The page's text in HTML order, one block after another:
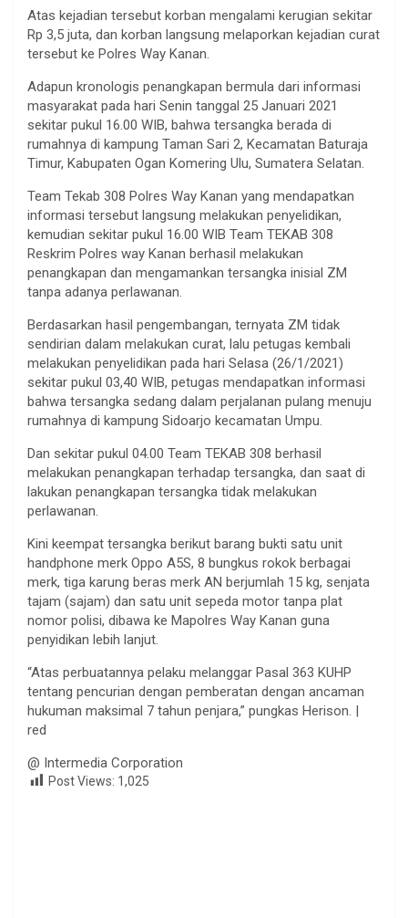
Atas kejadian tersebut korban mengalami kerugian sekitar
Rp 3,5 juta, dan korban langsung melaporkan kejadian curat
tersebut ke Polres Way Kanan.
Adapun kronologis penangkapan bermula dari informasi
masyarakat pada hari Senin tanggal 25 Januari 2021
sekitar pukul 16.00 WIB, bahwa tersangka berada di
rumahnya di kampung Taman Sari 2, Kecamatan Baturaja
Timur, Kabupaten Ogan Komering Ulu, Sumatera Selatan.
Team Tekab 308 Polres Way Kanan yang mendapatkan
informasi tersebut langsung melakukan penyelidikan,
kemudian sekitar pukul 16.00 WIB Team TEKAB 308
Reskrim Polres way Kanan berhasil melakukan
penangkapan dan mengamankan tersangka inisial ZM
tanpa adanya perlawanan.
Berdasarkan hasil pengembangan, ternyata ZM tidak
sendirian dalam melakukan curat, lalu petugas kembali
melakukan penyelidikan pada hari Selasa (26/1/2021)
sekitar pukul 03,40 WIB, petugas mendapatkan informasi
bahwa tersangka sedang dalam perjalanan pulang menuju
rumahnya di kampung Sidoarjo kecamatan Umpu.
Dan sekitar pukul 04.00 Team TEKAB 308 berhasil
melakukan penangkapan terhadap tersangka, dan saat di
lakukan penangkapan tersangka tidak melakukan
perlawanan.
Kini keempat tersangka berikut barang bukti satu unit
handphone merk Oppo A5S, 8 bungkus rokok berbagai
merk, tiga karung beras merk AN berjumlah 15 kg, senjata
tajam (sajam) dan satu unit sepeda motor tanpa plat
nomor polisi, dibawa ke Mapolres Way Kanan guna
penyidikan lebih lanjut.
“Atas perbuatannya pelaku melanggar Pasal 363 KUHP
tentang pencurian dengan pemberatan dengan ancaman
hukuman maksimal 7 tahun penjara,” pungkas Herison. |
red
@ Intermedia Corporation
Post Views: 1,025